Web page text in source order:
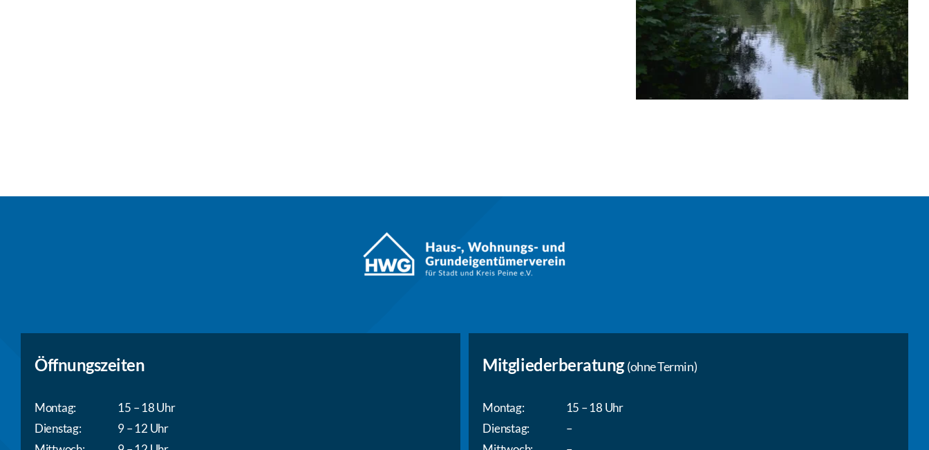
Öffnungszeiten
Montag:
Dienstag:
15 – 18 Uhr
9 – 12 Uhr
Mitgliederberatung(ohne Termin)
Montag:
Dienstag:
15 – 18 Uhr
–